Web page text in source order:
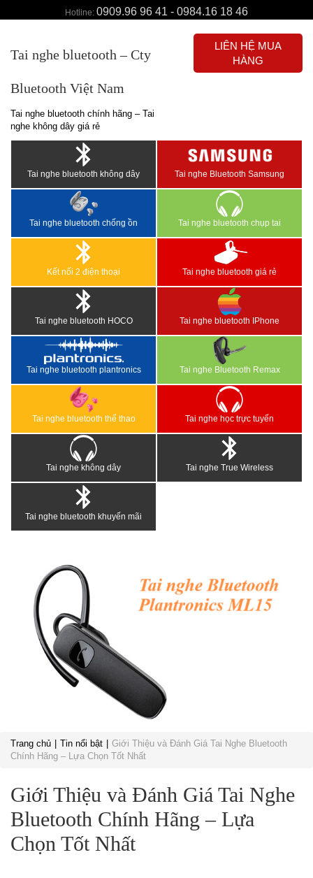
Hotline: 0909.96 96 41 - 0984.16 18 46
Tai nghe bluetooth – Cty
Bluetooth Việt Nam
Tai nghe bluetooth chính hãng – Tai
nghe không dây giá rẻ
LIÊN HỆ MUA
HÀNG
Tai nghe bluetooth không dây Tai nghe Bluetooth Samsung
Tai nghe bluetooth chống ồn Tai nghe bluetooth chụp tai
Kết nối 2 điện thoại Tai nghe bluetooth giá rẻ
Tai nghe bluetooth HOCO Tai nghe bluetooth IPhone
Tai nghe bluetooth plantronics Tai nghe Bluetooth Remax
Tai nghe bluetooth thể thao Tai nghe học trực tuyến
Tai nghe không dây Tai nghe True Wireless
Tai nghe bluetooth khuyến mãi
Trang chủ Tin nổi bật
Giới Thiệu và Đánh Giá Tai Nghe Bluetooth
Chính Hãng – Lựa Chọn Tốt Nhất
Giới Thiệu và Đánh Giá Tai Nghe
Bluetooth Chính Hãng – Lựa
Chọn Tốt Nhất